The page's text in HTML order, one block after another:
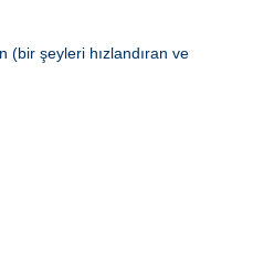
(bir şeyleri hızlandıran ve